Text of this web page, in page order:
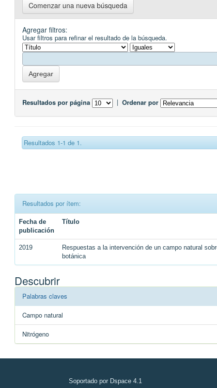
Comenzar una nueva búsqueda
Agregar filtros:
Usar filtros para refinar el resultado de la búsqueda.
Resultados por página | Ordenar por
Resultados 1-1 de 1.
Resultados por ítem:
Fecha de
publicación
Título
2019
Respuestas a la intervención de un campo natural
botánica
Descubrir
Palabras claves
Campo natural
Nitrógeno
Soportado por Dspace 4.1